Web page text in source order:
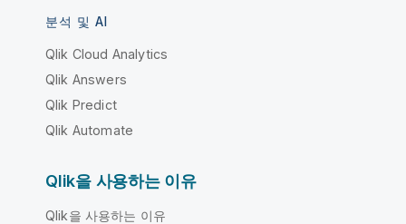
분석 및 AI
Qlik Cloud Analytics
Qlik Answers
Qlik Predict
Qlik Automate
Qlik을 사용하는 이유
Qlik을 사용하는 이유